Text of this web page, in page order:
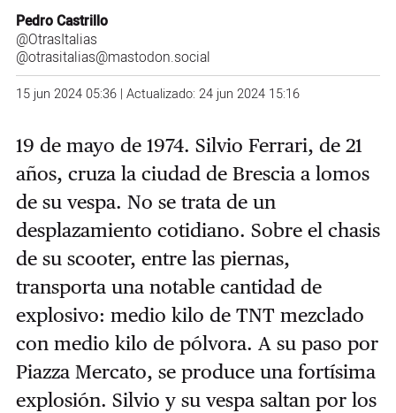
Pedro Castrillo
@OtrasItalias
@otrasitalias@mastodon.social
15 jun 2024 05:36 | Actualizado: 24 jun 2024 15:16
19 de mayo de 1974. Silvio Ferrari, de 21
años, cruza la ciudad de Brescia a lomos
de su vespa. No se trata de un
desplazamiento cotidiano. Sobre el chasis
de su scooter, entre las piernas,
transporta una notable cantidad de
explosivo: medio kilo de TNT mezclado
con medio kilo de pólvora. A su paso por
Piazza Mercato, se produce una fortísima
explosión. Silvio y su vespa saltan por los